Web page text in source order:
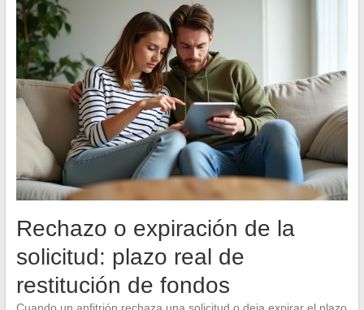
Rechazo o expiración de la
solicitud: plazo real de
restitución de fondos